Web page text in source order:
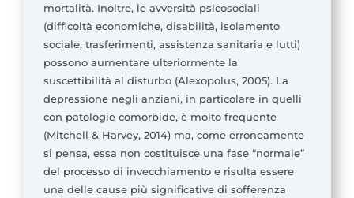
mortalità. Inoltre, le avversità psicosociali
(difficoltà economiche, disabilità, isolamento
sociale, trasferimenti, assistenza sanitaria e lutti)
possono aumentare ulteriormente la
suscettibilità al disturbo (Alexopolus, 2005). La
depressione negli anziani, in particolare in quelli
con patologie comorbide, è molto frequente
(Mitchell & Harvey, 2014) ma, come erroneamente
si pensa, essa non costituisce una fase “normale”
del processo di invecchiamento e risulta essere
una delle cause più significative di sofferenza